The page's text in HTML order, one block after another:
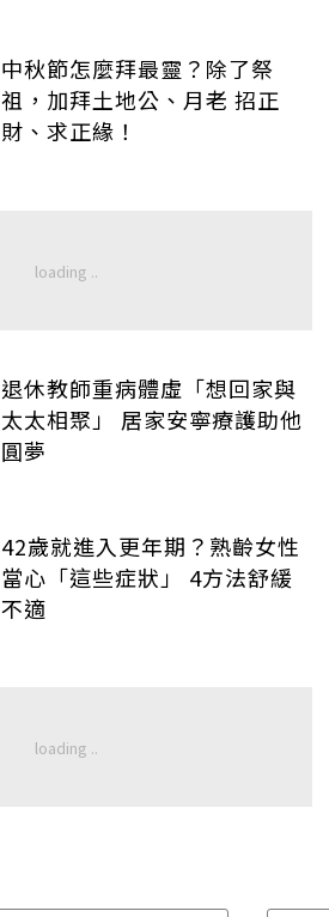
中秋節怎麼拜最靈？除了祭
祖，加拜土地公、月老 招正
財、求正緣！
退休教師重病體虛「想回家與
太太相聚」 居家安寧療護助他
圓夢
42歲就進入更年期？熟齡女性
當心「這些症狀」 4方法舒緩
不適